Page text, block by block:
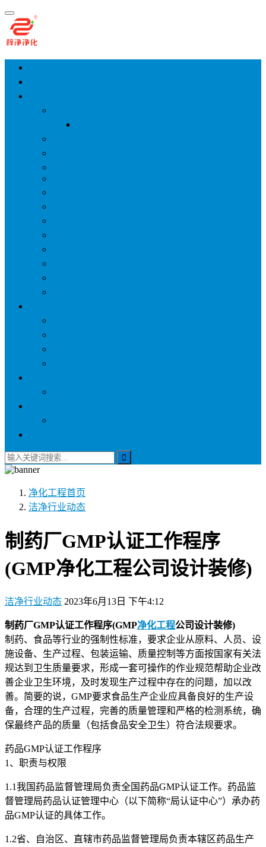
净化工程首页
洁净行业动态
制药厂GMP认证工作程序
(GMP净化工程公司设计装修)
洁净行业动态 2023年6月13日 下午4:12
制药厂GMP认证工作程序(GMP净化工程公司设计装修)
制药、食品等行业的强制性标准，要求企业从原料、人员、设
施设备、生产过程、包装运输、质量控制等方面按国家有关法
规达到卫生质量要求，形成一套可操作的作业规范帮助企业改
善企业卫生环境，及时发现生产过程中存在的问题，加以改
善。简要的说，GMP要求食品生产企业应具备良好的生产设
备，合理的生产过程，完善的质量管理和严格的检测系统，确
保最终产品的质量（包括食品安全卫生）符合法规要求。
药品GMP认证工作程序
1、职责与权限
1.1我国药品监督管理局负责全国药品GMP认证工作。药品监
督管理局药品认证管理中心（以下简称“局认证中心”）承办药
品GMP认证的具体工作。
1.2省、自治区、直辖市药品监督管理局负责本辖区药品生产